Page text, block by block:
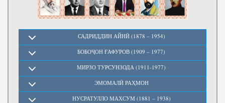
САДРИДДИН АЙНӢ (1878 – 1954)
БОБОҶОН ҒАФУРОВ (1909 – 1977)
МИРЗО ТУРСУНЗОДА (1911-1977)
ЭМОМАЛӢ РАҲМОН
НУСРАТУЛЛО МАХСУМ (1881 – 1938)